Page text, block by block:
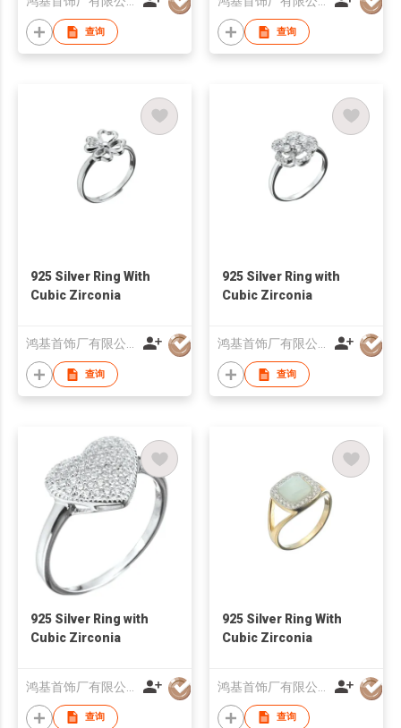
查询 查询
925 Silver Ring With
Cubic Zirconia
鸿基首饰厂有限公司
查询
925 Silver Ring with
Cubic Zirconia
鸿基首饰厂有限公司
查询
925 Silver Ring with
Cubic Zirconia
查询
925 Silver Ring With
Cubic Zirconia
查询